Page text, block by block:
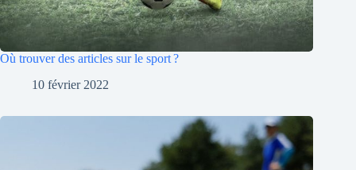
Où trouver des articles sur le sport ?
10 février 2022